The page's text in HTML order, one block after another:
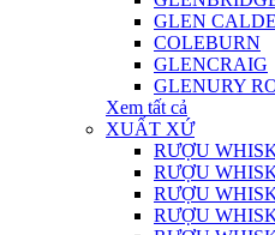
GLEN
COLEBURN
GLENCRAIG
GLENURY
Xem tất cả
XUẤT XỨ
RƯỢU
RƯỢU
RƯỢU
RƯỢU